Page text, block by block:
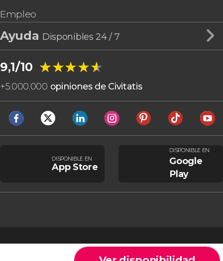
Empleo
Ayuda Disponibles 24 / 7
9,1/10 ★★★★★
★★★★★
+5.000.000 opiniones de Civitatis
DISPONIBLE EN
App Store
DISPONIBLE EN
Google
Play